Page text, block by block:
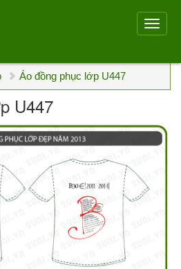
Áo đồng phục lớp U447
U447